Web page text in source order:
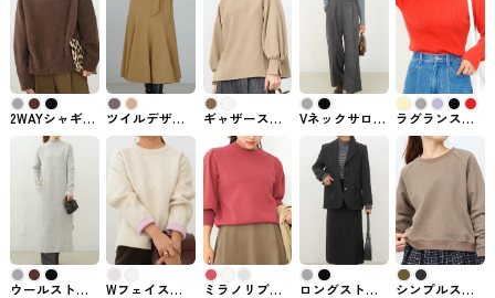
2WAYシャギー
MIXニット 147
ichi_yon_nana
ツイルデザイ
ンスカート
147
ichi_yon_nana
ギャザースリ
ーブブラウス
ichi_yon_nana
Vネックサロペ
ットパンツ
ichi_yon_nana
ラグランスリ
ーブニット
147
ichi_yon_nana
ウールストレ Wフェイスバ ミラノリブタ ロングストレ シンプルスウ